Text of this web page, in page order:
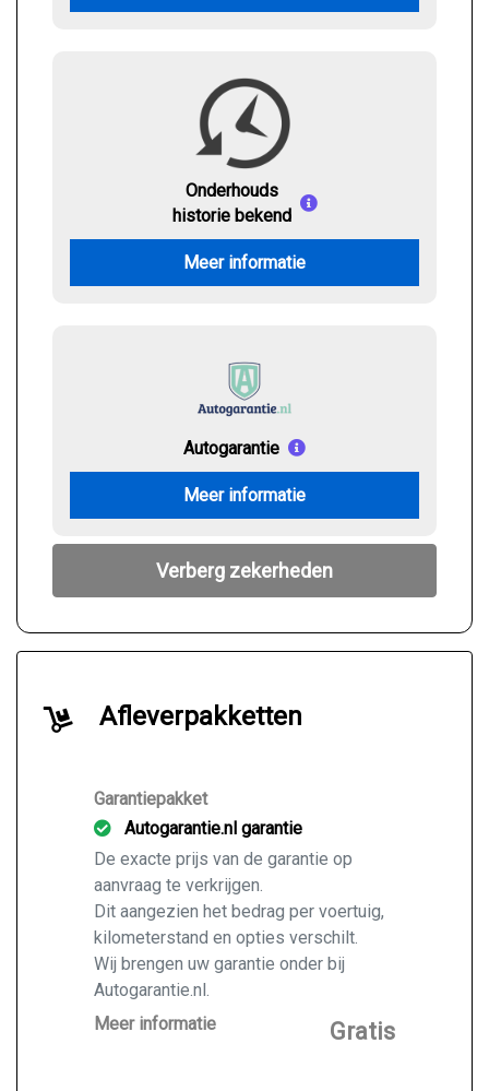
Onderhouds
historie bekend
Meer informatie
Autogarantie
Meer informatie
Verberg zekerheden
Afleverpakketten
Garantiepakket
Autogarantie.nl garantie
De exacte prijs van de garantie op
aanvraag te verkrijgen.
Dit aangezien het bedrag per voertuig,
kilometerstand en opties verschilt.
Wij brengen uw garantie onder bij
Autogarantie.nl.
Vraag ons naar de mogelijkheden voor
Meer informatie Gratis